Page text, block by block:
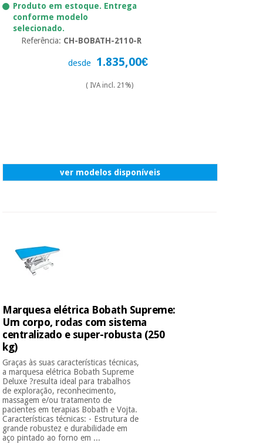
Produto em estoque. Entrega
conforme modelo
selecionado.
Referência: CH-BOBATH-2110-R
desde 1.835,00€
( IVA incl. 21%)
ver modelos disponíveis
Marquesa elétrica Bobath Supreme:
Um corpo, rodas com sistema
centralizado e super-robusta (250
kg)
Graças às suas características técnicas,
a marquesa elétrica Bobath Supreme
Deluxe ?resulta ideal para trabalhos
de exploração, reconhecimento,
massagem e/ou tratamento de
pacientes em terapias Bobath e Vojta.
Características técnicas: - Estrutura de
grande robustez e durabilidade em
aço pintado ao forno em ...